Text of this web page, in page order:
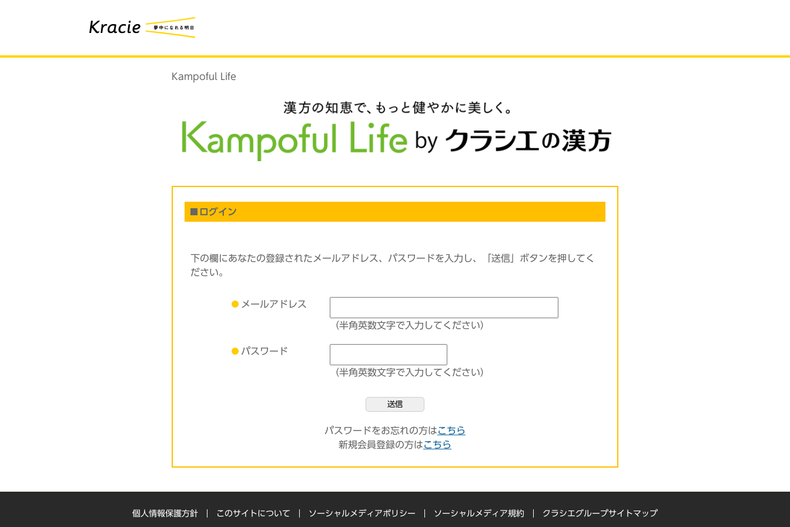
Kampoful Life
ログイン
下の欄にあなたの登録されたメールアドレス、パスワードを入力し、「送信」ボタンを押してく
ださい。
メールアドレス
（半角英数文字で入力してください）
パスワード
（半角英数文字で入力してください）
送信
パスワードをお忘れの方はこちら
新規会員登録の方はこちら
個人情報保護方針 このサイトについて ソーシャルメディアポリシー ソーシャルメディア規約 クラシエグループサイトマップ